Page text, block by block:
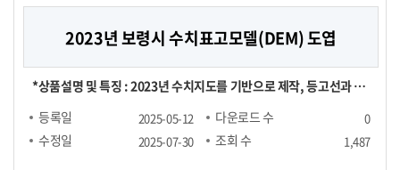
대형마트 농산물 실구매 영수증 데이터
실구매 영수증 기반 대형마트 농산물(과일, 채소) 소비 데이터 - 기간
및 용량에 따라 가격 협의 - 구매 가능 기간 : 24년 1월 ~ - 구매 채널 :
대형마트 - 주요 컬럼 : 영수증_이름, 회원_번호, 성별, 연령대, 구매
등록일 2025-06-25 다운로드 수 0
수정일 2025-07-31 조회 수 129
신용카드 채널별 TOP 100 SKU
[신용카드 결제 데이터] ▶ 채널별 TOP 100 SKU : 29,000원 ▶
RAW 형 데이터 : 5,000,000원 채널 : 네이버, 오아시스마켓, 자연드
림, 컬리, 쿠팡 기간 : 25년 1월 ~ FACT : 매출수량 기준 TOP 100
등록일 2025-06-24 다운로드 수 0
수정일 2025-07-31 조회 수 92
영수증 이미지 데이터
[영수증 이미지 데이터 장당 100원] 채널 : 대형마트, 편의점 기간 :
24년 1월 ~ ※온라인, 오프라인 모두 포함되어있으며 사진마다 화질
이 다를 수 있음
등록일 2025-06-24 다운로드 수 0
수정일 2025-07-31 조회 수 107
전국 지역별 외식 물가
[POS 기반 전국 지역별 외식 물가 데이터] - 1개월 기준 -- 집계형 (지
역별 메뉴 최저가, 최고가, 중앙값, Q1, Q3 값) : 업종당 9만 9천원 --
RAW : 500만원 *협의 -- 지역 구분 : 전국 17개 광역시도 -- 업종 구
등록일 2025-06-24 다운로드 수 0
수정일 2025-07-31 조회 수 106
[합성] HTB 스트레스 진단데이터
본 데이터는 "헬스브릿지"의 "스트레스 진단데이터"를 기반으로,
GAN(적대적 생성 신경망, Generative Adversarial Networks)
모델을 활용하여 생성한 가상의 합성데이터입니다. 합성데이터는 개
등록일 2025-06-07 다운로드 수 1
수정일 2025-07-29 조회 수 89
2023년 보령시 수치표고모델(DEM) 도엽
*상품설명 및 특징 : 2023년 수치지도를 기반으로 제작, 등고선과 표
고점을 활용했은며, 등고오류와 표고오류를 수정 *기간 및 범위 :
2023년 1월 ~ 2023년 12월 *컬럼정보 : 비정형이미지로 칼럼정보
등록일 2025-05-12 다운로드 수 0
수정일 2025-07-30 조회 수 1,487